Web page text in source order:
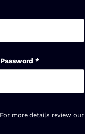
*
more details review our